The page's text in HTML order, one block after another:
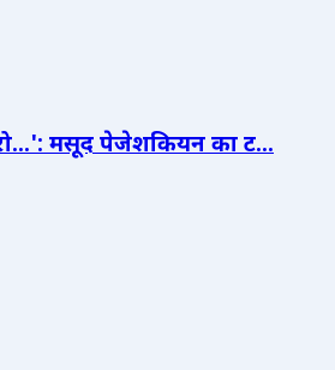
मसूद पेजेशकियन का ट...